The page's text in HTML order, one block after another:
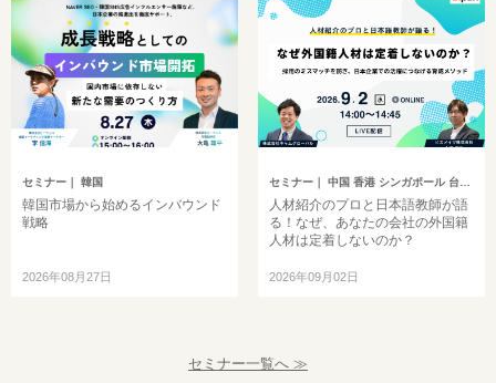
セミナー ｜ 韓国
韓国市場から始めるインバウンド
戦略
2026年08月27日
セミナー｜ 中国 香港 シンガポール 台湾 インドネシア 韓国 ベトナム タイ フィリピン マレーシア インド ミャンマー バングラデシュ カンボジア モンゴル その他アジア イギリス ドイツ トルコ ヨーロッパ 中東 アメリカ ブラジル 中南米 オセアニア アフリカ ロシア その他英語圏
人材紹介のプロと日本語教師が語
る！なぜ、あなたの会社の外国籍
人材は定着しないのか？
2026年09月02日
セミナー一覧へ ≫